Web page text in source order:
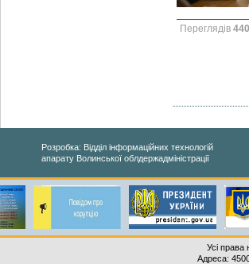
Переглядів 440
Розробка: Відділ інформаційних технологій
апарату Волинської облдержадміністрації
Усі права
Адреса: